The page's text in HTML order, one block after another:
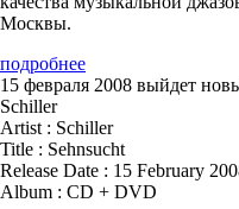
Москвы.
подробнее
15 февраля 2008 выйдет
Schiller
Artist : Schiller
Title : Sehnsucht
Release Date : 15 February
Album : CD + DVD